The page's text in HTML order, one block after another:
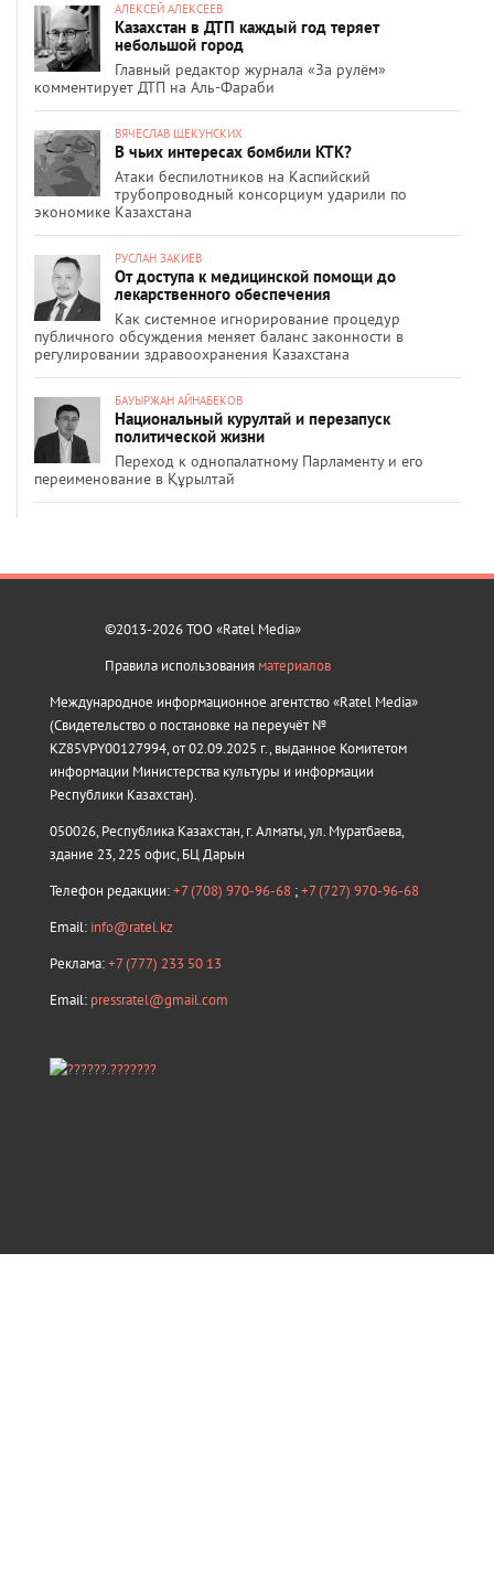
АЛЕКСЕЙ АЛЕКСЕЕВ
Казахстан в ДТП каждый год теряет
небольшой город
Главный редактор журнала «За рулём»
комментирует ДТП на Аль-Фараби
ВЯЧЕСЛАВ ЩЕКУНСКИХ
В чьих интересах бомбили КТК?
Атаки беспилотников на Каспийский
трубопроводный консорциум ударили по
экономике Казахстана
РУСЛАН ЗАКИЕВ
От доступа к медицинской помощи до
лекарственного обеспечения
Как системное игнорирование процедур
публичного обсуждения меняет баланс законности в
регулировании здравоохранения Казахстана
БАУЫРЖАН АЙНАБЕКОВ
Национальный курултай и перезапуск
политической жизни
Переход к однопалатному Парламенту и его
переименование в Құрылтай
©2013-2026 ТОО «Ratel Media»
Правила использования материалов
Международное информационное агентство «Ratel Media»
(Свидетельство о постановке на переучёт №
KZ85VPY00127994, от 02.09.2025 г., выданное Комитетом
информации Министерства культуры и информации
Республики Казахстан).
050026, Республика Казахстан, г. Алматы, ул. Муратбаева,
здание 23, 225 офис, БЦ Дарын
Телефон редакции:+7 (708) 970-96-68 ;+7 (727) 970-96-68
Email: info@ratel.kz
Реклама:+7 (777) 233 50 13
Email: pressratel@gmail.com